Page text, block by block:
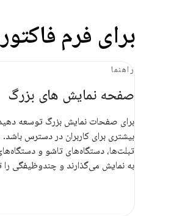
برای فرم
راهنما
صفحه نمایش های بزرگ
برای صفحات نمایش بزرگ توسعه دهید
بیشتری برای کاربران در دسترس
به نمایش می‌گذارند و چندوظیفگی